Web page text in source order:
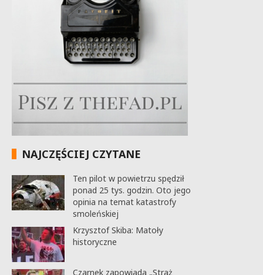
NAJCZĘŚCIEJ CZYTANE
Ten pilot w powietrzu spędził
ponad 25 tys. godzin. Oto jego
opinia na temat katastrofy
smoleńskiej
Krzysztof Skiba: Matoły
historyczne
Czarnek zapowiada „Straż